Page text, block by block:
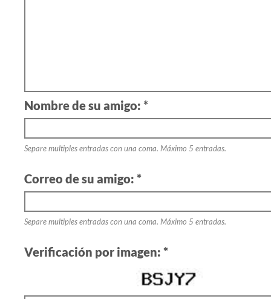
Nombre de su amigo: *
Separe multiples entradas con una coma. Máximo 5 entradas.
Correo de su amigo: *
Separe multiples entradas con una coma. Máximo 5 entradas.
Verificación por imagen: *